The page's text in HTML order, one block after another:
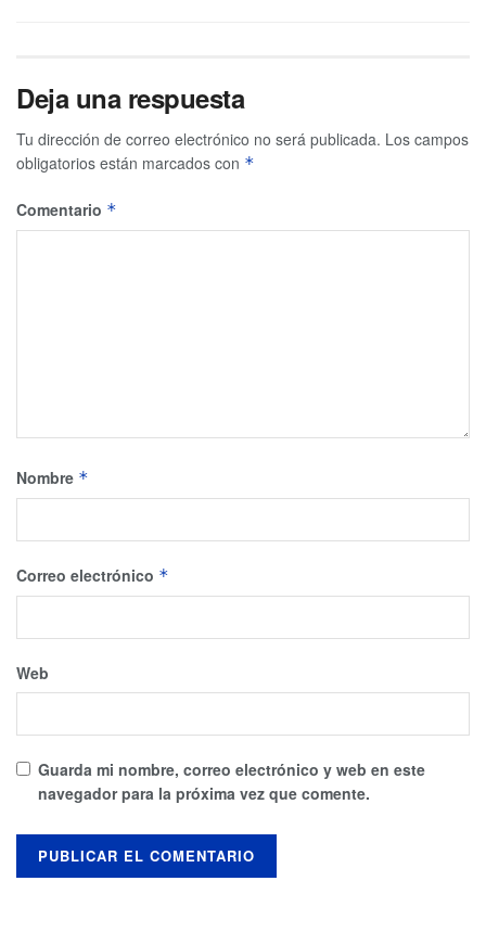
Deja una respuesta
Tu dirección de correo electrónico no será publicada. Los campos
obligatorios están marcados con *
Comentario *
Nombre *
Correo electrónico *
Web
Guarda mi nombre, correo electrónico y web en este
navegador para la próxima vez que comente.